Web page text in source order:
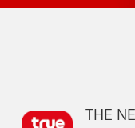
THE